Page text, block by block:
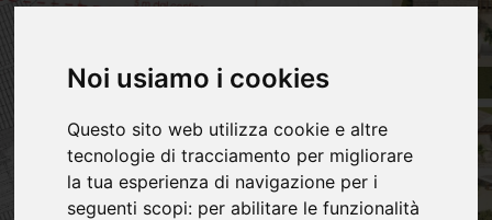
Noi usiamo i cookies
Questo sito web utilizza cookie e altre
tecnologie di tracciamento per migliorare
la tua esperienza di navigazione per i
seguenti scopi: per abilitare le funzionalità